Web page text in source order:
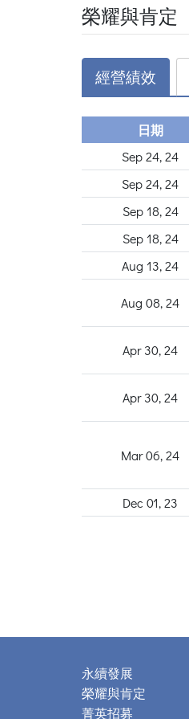
榮耀與肯定
經營績效
日期
Sep 24, 24
Sep 24, 24
Sep 18, 24
Sep 18, 24
Aug 13, 24
Aug 08, 24
Apr 30, 24
Apr 30, 24
Mar 06, 24
Dec 01, 23
永續發展
榮耀與肯定
菁英招募